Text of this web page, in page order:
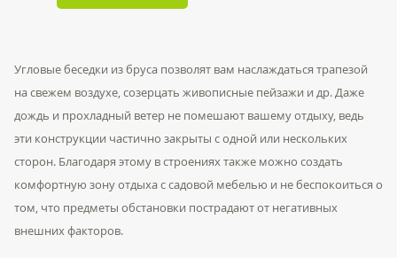
Угловые беседки из бруса позволят вам наслаждаться трапезой
на свежем воздухе, созерцать живописные пейзажи и др. Даже
дождь и прохладный ветер не помешают вашему отдыху, ведь
эти конструкции частично закрыты с одной или нескольких
сторон. Благодаря этому в строениях также можно создать
комфортную зону отдыха с садовой мебелью и не беспокоиться о
том, что предметы обстановки пострадают от негативных
внешних факторов.